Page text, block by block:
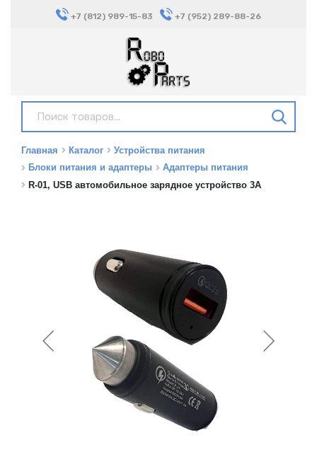
+7 (812) 989-15-83 +7 (952) 289-88-26
Главная Каталог
Устройства питания
Блоки питания и адаптеры
Адаптеры питания
R-01, USB автомобильное зарядное устройство 3А